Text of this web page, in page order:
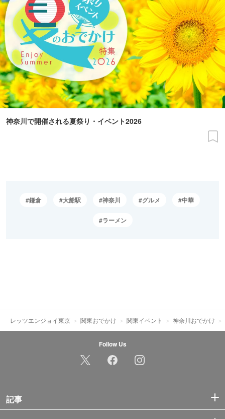
神奈川で開催される夏祭り・イベント2026
鎌倉 大船駅 神奈川 グルメ 中華
ラーメン
レッツエンジョイ東京 関東おでかけ 関東イベント 神奈川おでかけ
Follow Us
記事